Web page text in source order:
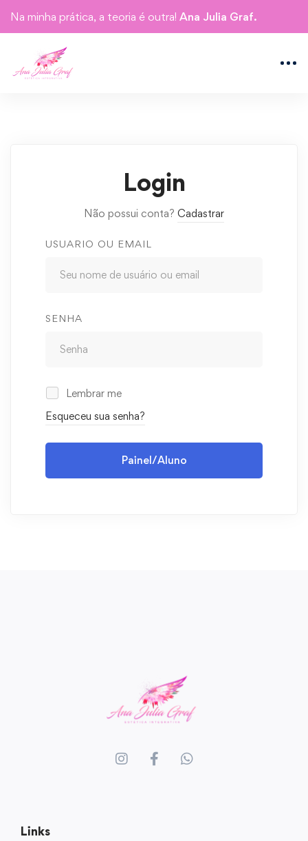
Na minha prática, a teoria é outra! Ana Julia Graf.
Login
Não possui conta? Cadastrar
USUARIO OU EMAIL
SENHA
Lembrar me
Esqueceu sua senha?
Painel/Aluno
Links